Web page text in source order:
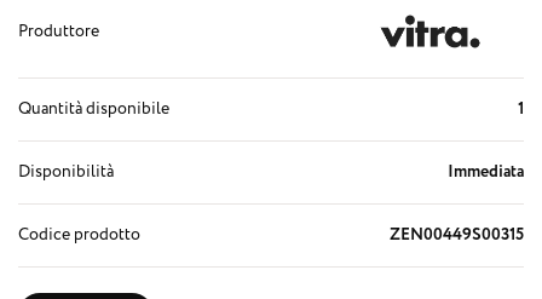
Produttore
Quantità disponibile 1
Disponibilità Immediata
Codice prodotto ZEN00449S00315